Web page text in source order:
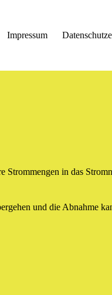
Impressum
Strommengen in das
und die Abnahme